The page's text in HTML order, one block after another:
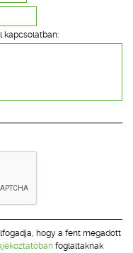
kapcsolatban:
hogy a fent megadott
foglaltaknak